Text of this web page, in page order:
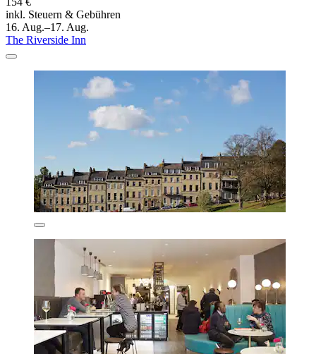
inkl. Steuern & Gebühren
16. Aug.–17. Aug.
The Riverside Inn